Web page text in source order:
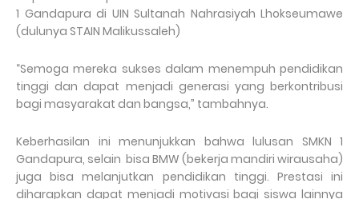
1 Gandapura di UIN Sultanah Nahrasiyah Lhokseumawe
(dulunya STAIN Malikussaleh)
“Semoga mereka sukses dalam menempuh pendidikan
tinggi dan dapat menjadi generasi yang berkontribusi
bagi masyarakat dan bangsa,” tambahnya.
Keberhasilan ini menunjukkan bahwa lulusan SMKN 1
Gandapura, selain bisa BMW (bekerja mandiri wirausaha)
juga bisa melanjutkan pendidikan tinggi. Prestasi ini
diharapkan dapat menjadi motivasi bagi siswa lainnya